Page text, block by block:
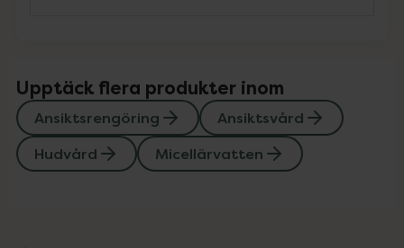
Upptäck flera produkter inom
Ansiktsrengöring
Ansiktsvård
Hudvård
Micellärvatten